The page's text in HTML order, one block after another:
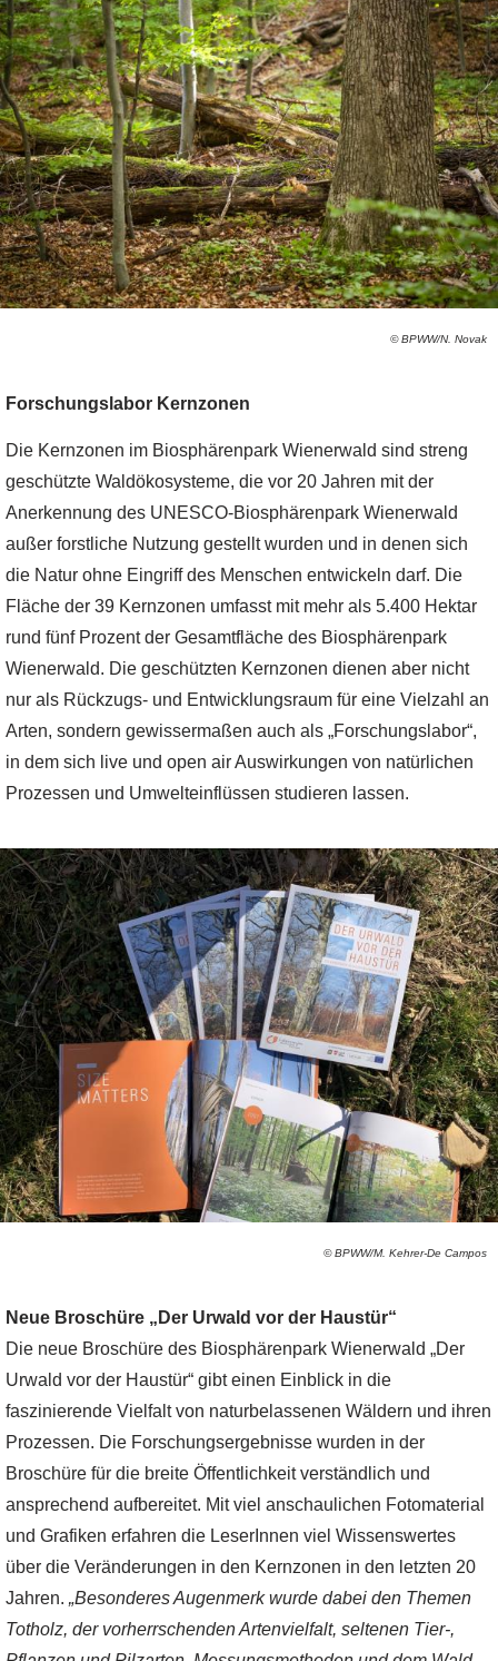
© BPWW/N. Novak
Forschungslabor Kernzonen
Die Kernzonen im Biosphärenpark Wienerwald sind streng
geschützte Waldökosysteme, die vor 20 Jahren mit der
Anerkennung des UNESCO-Biosphärenpark Wienerwald
außer forstliche Nutzung gestellt wurden und in denen sich
die Natur ohne Eingriff des Menschen entwickeln darf. Die
Fläche der 39 Kernzonen umfasst mit mehr als 5.400 Hektar
rund fünf Prozent der Gesamtfläche des Biosphärenpark
Wienerwald. Die geschützten Kernzonen dienen aber nicht
nur als Rückzugs- und Entwicklungsraum für eine Vielzahl an
Arten, sondern gewissermaßen auch als „Forschungslabor“,
in dem sich live und open air Auswirkungen von natürlichen
Prozessen und Umwelteinflüssen studieren lassen.
© BPWW/M. Kehrer-De Campos
Neue Broschüre „Der Urwald vor der Haustür“
Die neue Broschüre des Biosphärenpark Wienerwald „Der
Urwald vor der Haustür“ gibt einen Einblick in die
faszinierende Vielfalt von naturbelassenen Wäldern und ihren
Prozessen. Die Forschungsergebnisse wurden in der
Broschüre für die breite Öffentlichkeit verständlich und
ansprechend aufbereitet. Mit viel anschaulichen Fotomaterial
und Grafiken erfahren die LeserInnen viel Wissenswertes
über die Veränderungen in den Kernzonen in den letzten 20
Jahren. „Besonderes Augenmerk wurde dabei den Themen
Totholz, der vorherrschenden Artenvielfalt, seltenen Tier-,